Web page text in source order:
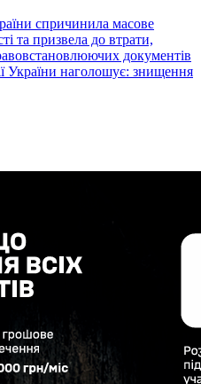
спричинила масове
та призвела до втрати,
документів
України наголошує: знищення